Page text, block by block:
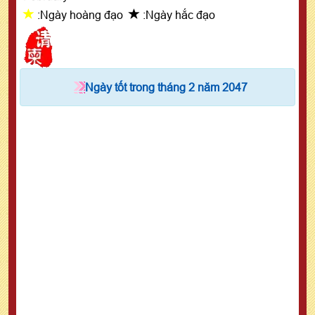
:Ngày hoàng đạo
:Ngày hắc đạo
Ngày tốt trong tháng 2 năm 2047